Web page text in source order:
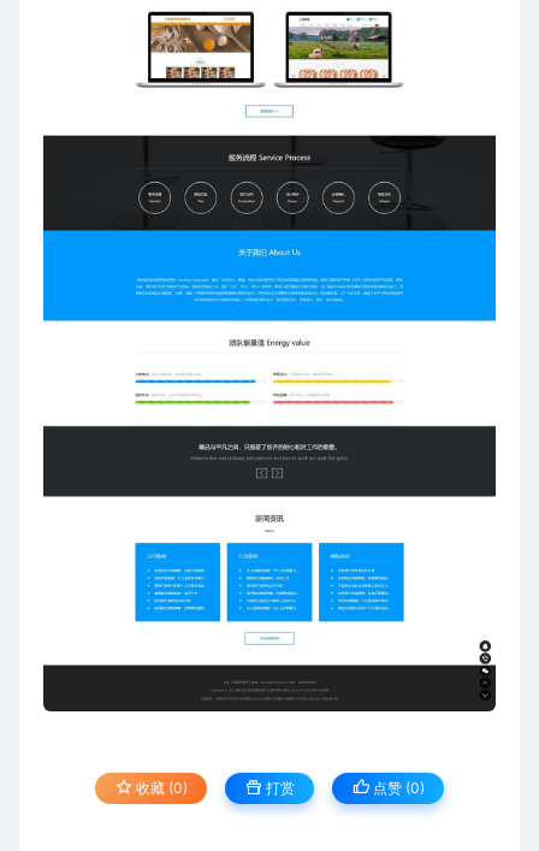
收藏 (0) 打赏 点赞 (0)